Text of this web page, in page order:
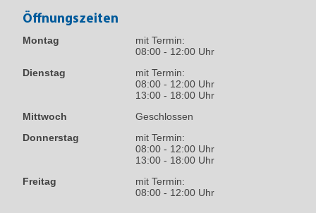
Öffnungszeiten
Montag
mit Termin:
08:00 - 12:00 Uhr
Dienstag
mit Termin:
08:00 - 12:00 Uhr
13:00 - 18:00 Uhr
Mittwoch
Geschlossen
Donnerstag
mit Termin:
08:00 - 12:00 Uhr
13:00 - 18:00 Uhr
Freitag
mit Termin:
08:00 - 12:00 Uhr